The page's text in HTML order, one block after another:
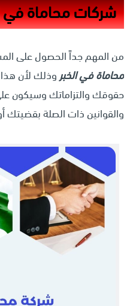
شركات محاماة في
من المهم جداً الحصول على
محاماة في الخبروذلك لأن هذا
حقوقك والتزاماتك وسيكون
والقوانين ذات الصلة بقضيتك